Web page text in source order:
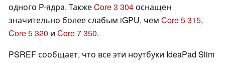
одного P-ядра. ТакжеCore 3 304оснащен
значительно более слабым iGPU, чем Core 5 315,
Core 5 320 и Core 7 350.
PSREF сообщает, что все эти ноутбуки IdeaPad Slim